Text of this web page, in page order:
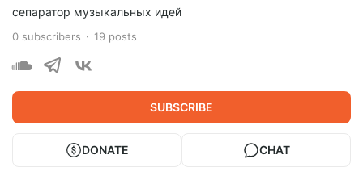
сепаратор музыкальных идей
0 subscribers 19 posts
SUBSCRIBE
DONATE CHAT